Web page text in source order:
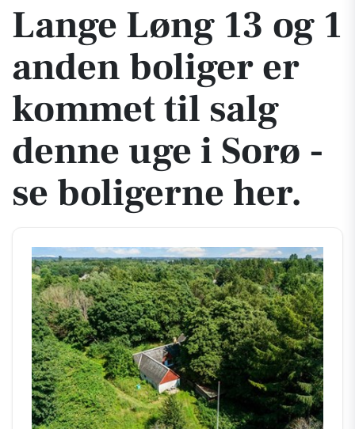
Lange Løng 13 og 1
anden boliger er
kommet til salg
denne uge i Sorø -
se boligerne her.